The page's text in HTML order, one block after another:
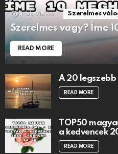
1.5k Views Szerelmes
Szerelmes vagy? Íme
READ MORE
A 20 legszebb
READ MORE
TOP50
a kedvencek
READ MORE